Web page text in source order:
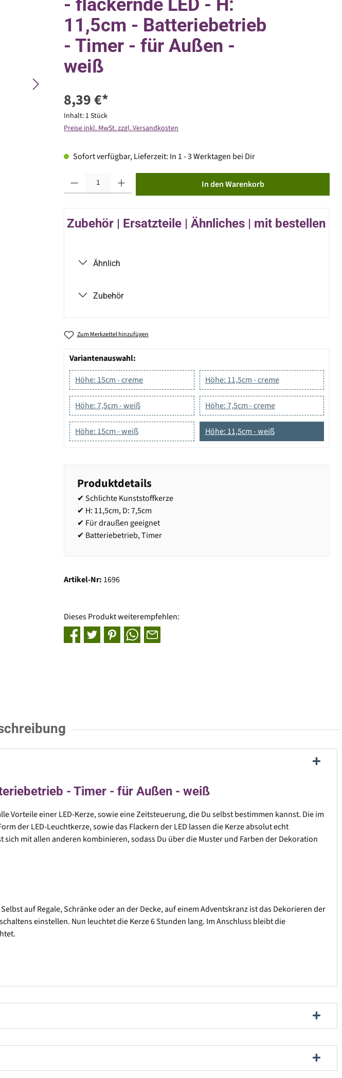
- flackernde LED - H:
11,5cm - Batteriebetrieb
- Timer - für Außen -
weiß
8,39 €*
Inhalt: 1 Stück
Preise inkl. MwSt. zzgl. Versandkosten
Sofort verfügbar, Lieferzeit: In 1 - 3 Werktagen bei Dir
In den Warenkorb
Zubehör | Ersatzteile | Ähnliches | mit bestellen
Ähnlich
Zubehör
Zum Merkzettel hinzufügen
Variantenauswahl:
Höhe: 15cm - creme
Höhe: 11,5cm - creme
Höhe: 7,5cm - weiß Höhe: 7,5cm - creme
Höhe: 15cm - weiß Höhe: 11,5cm - weiß
Produktdetails
✔ Schlichte Kunststoffkerze
✔ H: 11,5cm, D: 7,5cm
✔ Für draußen geeignet
✔ Batteriebetrieb, Timer
Artikel-Nr: 1696
Dieses Produkt weiterempfehlen:
- Timer - für Außen - weiß
Vorteile einer LED-Kerze, sowie eine Zeitsteuerung, die Du selbst bestimmen kannst. Die im
der LED-Leuchtkerze, sowie das Flackern der LED lassen die Kerze absolut echt
mit allen anderen kombinieren, sodass Du über die Muster und Farben der Dekoration
auf Regale, Schränke oder an der Decke, auf einem Adventskranz ist das Dekorieren der
einstellen. Nun leuchtet die Kerze 6 Stunden lang. Im Anschluss bleibt die